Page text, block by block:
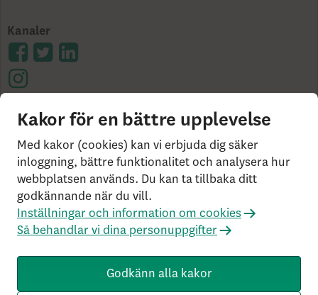
Kanaler
Cookies på skandia.se
Tillgänglighet
Användarvillkor
Ångerrätt och distansavtal
utanför Sverige?
Statlig insättningsgaranti &
investerar­skydd
Så behandlar vi dina personuppgifter
Om Penningtvättslagen
Rekommenderade webbläsare
Livförsäkringsbolaget Skandia, ömsesidigt, 106 55
Stockholm, Tel: 0771-55 55 00, © Skandia
Kakor för en bättre upplevelse
Med kakor (cookies) kan vi erbjuda dig säker
inloggning, bättre funktionalitet och analysera hur
webbplatsen används. Du kan ta tillbaka ditt
godkännande när du vill.
Inställningar och information om cookies
Så behandlar vi dina personuppgifter
Godkänn alla kakor